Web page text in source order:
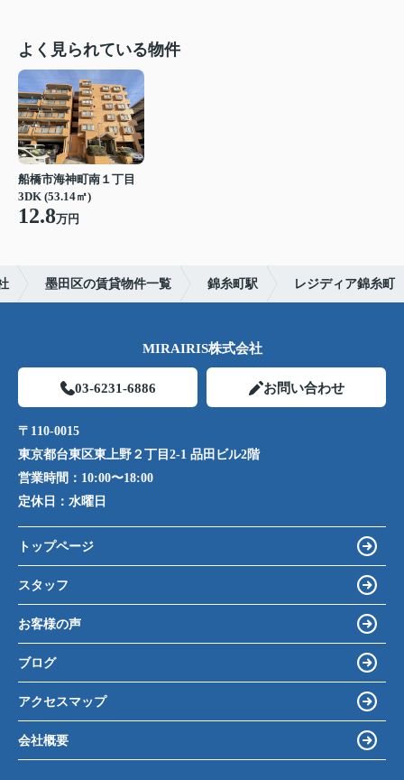
よく見られている物件
船橋市海神町南１丁目
3DK (53.14㎡)
12.8万円
墨田区の賃貸物件一覧 錦糸町駅 レジディア錦糸町
MIRAIRIS株式会社
03-6231-6886 お問い合わせ
〒110-0015
東京都台東区東上野２丁目2-1 品田ビル2階
営業時間： 10:00〜18:00
定休日： 水曜日
トップページ
スタッフ
お客様の声
ブログ
アクセスマップ
会社概要